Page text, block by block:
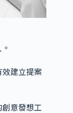
效建立提案
意發想工